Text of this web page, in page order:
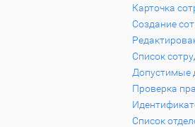
Карточка
Создание
Список
Допустимые
Проверка
Список